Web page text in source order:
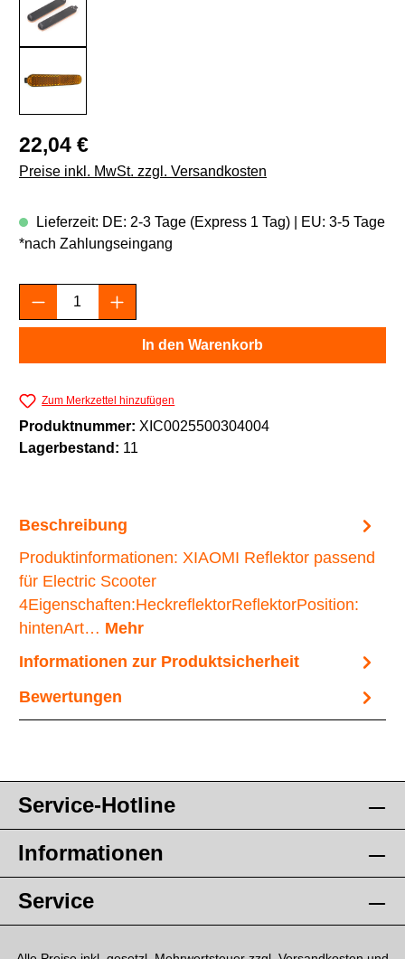
Regulärer Preis:
22,04 €
Preise inkl. MwSt. zzgl. Versandkosten
Lieferzeit: DE: 2-3 Tage (Express 1 Tag) | EU: 3-5 Tage
*nach Zahlungseingang
Produkt Anzahl: Gib den gewünschten
In den Warenkorb
Zum Merkzettel hinzufügen
Produktnummer: XIC0025500304004
Lagerbestand: 11
Beschreibung
Produktinformationen: XIAOMI Reflektor passend
für Electric Scooter
4Eigenschaften:HeckreflektorReflektorPosition:
hintenArt… Mehr
Informationen zur Produktsicherheit
Bewertungen
Service-Hotline
Informationen
Service